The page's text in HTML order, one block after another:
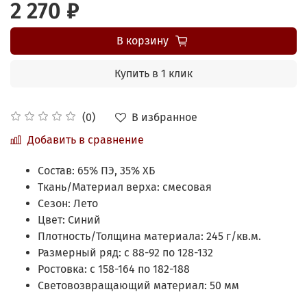
(0)
В избранное
Добавить в сравнение
2 270 ₽
В корзину
Купить в 1 клик
Состав: 65% ПЭ, 35% ХБ
Ткань/Материал верха: смесовая
Сезон: Лето
Цвет: Синий
Плотность/Толщина материала: 245 г/кв.м.
Размерный ряд: с 88-92 по 128-132
Ростовка: с 158-164 по 182-188
Световозвращающий материал: 50 мм